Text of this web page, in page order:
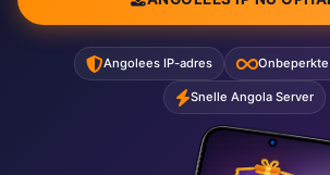
Angolees IP-adres
Snelle Angola Server